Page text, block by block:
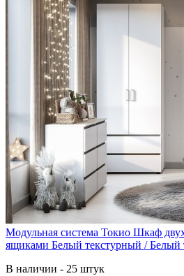
Модульная система Токио Шкаф
ящиками Белый текстурный / Белый
В наличии - 25 штук